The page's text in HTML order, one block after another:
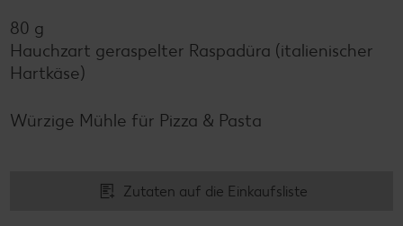
80 g
Hauchzart geraspelter Raspadüra (italienischer
Hartkäse)
Würzige Mühle für Pizza & Pasta
Zutaten auf die Einkaufsliste